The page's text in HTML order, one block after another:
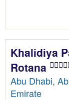
Khalidiya
Rotana
Abu Dhabi,
Emirate